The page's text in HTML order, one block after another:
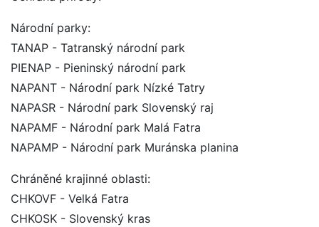
Národní parky:
TANAP - Tatranský národní park
PIENAP - Pieninský národní park
NAPANT - Národní park Nízké Tatry
NAPASR - Národní park Slovenský raj
NAPAMF - Národní park Malá Fatra
NAPAMP - Národní park Muránska planina
Chráněné krajinné oblasti:
CHKOVF - Velká Fatra
CHKOSK - Slovenský kras